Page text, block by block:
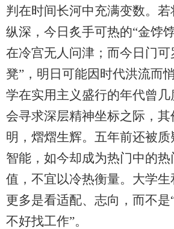
判在时间长河中充满变数。若
纵深，今日炙手可热的“金饽
在冷宫无人问津；而今日门可
凳”，明日可能因时代洪流而
学在实用主义盛行的年代曾
会寻求深层精神坐标之际，
明，熠熠生辉。五年前还被质
智能，如今却成为热门中的
值，不宜以冷热衡量。大学生
更多是看适配、志向，而不是
不好找工作”。